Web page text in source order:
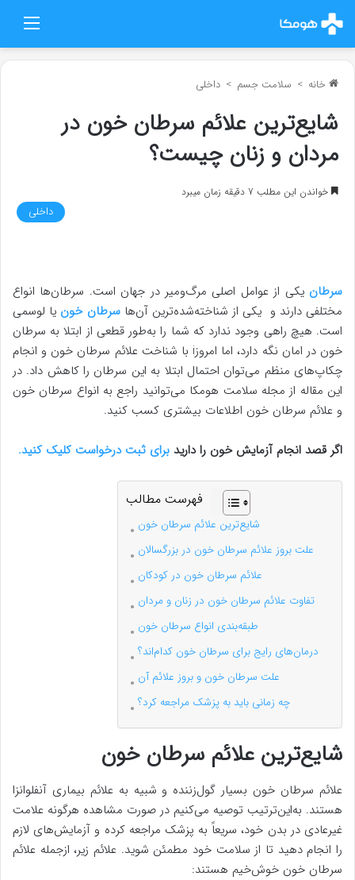
خانه > سلامت جسم > داخلی
شایع‌ترین علائم سرطان خون در
مردان و زنان چیست؟
خواندن این مطلب 7 دقیقه زمان میبرد
داخلی
سرطان یکی از عوامل اصلی مرگ‌ومیر در جهان است. سرطان‌ها انواع
مختلفی دارند و یکی از شناخته‌شده‌ترین آن‌هاسرطان خون یا لوسمی
است. هیچ راهی وجود ندارد که شما را به‌طور قطعی از ابتلا به سرطان
خون در امان نگه دارد، اما امروزi با شناخت علائم سرطان خون و انجام
چکاپ‌های منظم می‌توان احتمال ابتلا به این سرطان را کاهش داد. در
این مقاله از مجله سلامت هومکا می‌توانید راجع به انواع سرطان خون
و علائم سرطان خون اطلاعات بیشتری کسب کنید.
اگر قصد انجام آزمایش خون را دارید برای ثبت درخواست کلیک کنید.
فهرست مطالب
شایع‌ترین علائم سرطان خون
علت بروز علائم سرطان خون در بزرگسالان
علائم سرطان خون در کودکان
تفاوت علائم سرطان خون در زنان و مردان
طبقه‌بندی انواع سرطان خون
درمان‌های رایج برای سرطان خون کدام‌اند؟
علت سرطان خون و بروز علائم آن
چه زمانی باید به پزشک مراجعه کرد؟
شایع‌ترین علائم سرطان خون
علائم سرطان خون بسیار گول‌زننده و شبیه به علائم بیماری آنفلوانزا
هستند. به‌این‌ترتیب توصیه می‌کنیم در صورت مشاهده هرگونه علامت
غیرعادی در بدن خود، سریعاً به پزشک مراجعه کرده و آزمایش‌های لازم
را انجام دهید تا از سلامت خود مطمئن شوید. علائم زیر، ازجمله علائم
سرطان خون خوش‌خیم هستند: